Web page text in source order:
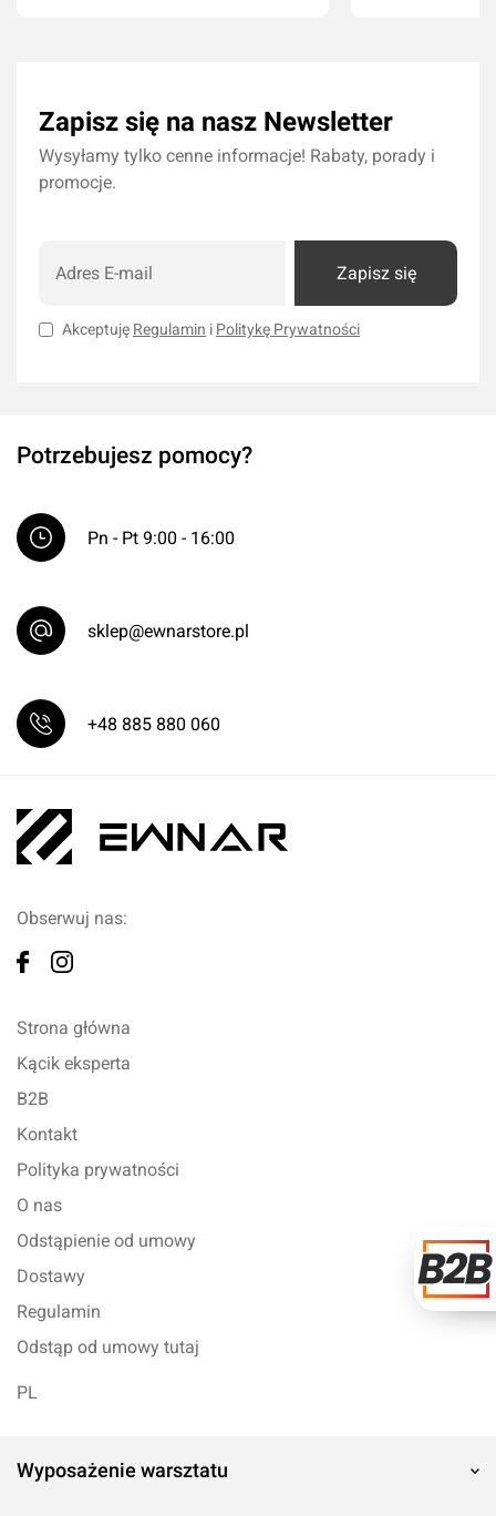
Zapisz się na nasz Newsletter
Wysyłamy tylko cenne informacje! Rabaty, porady i
promocje.
Zapisz się
Akceptuję Regulamin i Politykę Prywatności
Potrzebujesz pomocy?
Pn - Pt 9:00 - 16:00
sklep@ewnarstore.pl
+48 885 880 060
Obserwuj nas:
Strona główna
Kącik eksperta
B2B
Kontakt
Polityka prywatności
O nas
Odstąpienie od umowy
Dostawy
Regulamin
Odstąp od umowy tutaj
PL
Wyposażenie warsztatu